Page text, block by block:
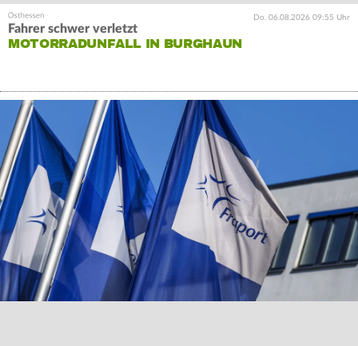
Do. 06.08.2026 09:55 Uhr
Fahrer schwer verletzt
MOTORRADUNFALL IN BURGHAUN